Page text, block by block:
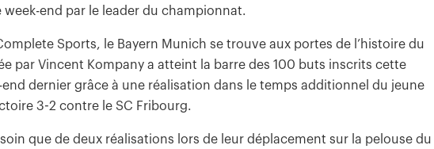
end par le leader du championnat.
Sports, le Bayern Munich se trouve aux portes de l’histoire du
par Vincent Kompany a atteint la barre des 100 buts inscrits cette
dernier grâce à une réalisation dans le temps additionnel du jeune
3-2 contre le SC Fribourg.
que de deux réalisations lors de leur déplacement sur la pelouse du